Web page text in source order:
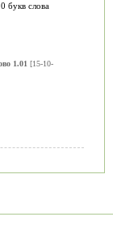
букв слова
1.01 [15-10-